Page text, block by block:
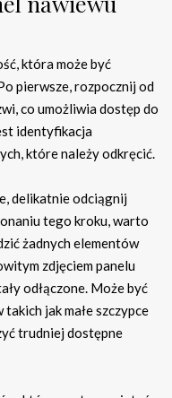
która może być
pierwsze, rozpocznij od
co umożliwia dostęp do
identyfikacja
które należy odkręcić.
delikatnie odciągnij
tego kroku, warto
żadnych elementów
zdjęciem panelu
odłączone. Może być
jak małe szczypce
trudniej dostępne